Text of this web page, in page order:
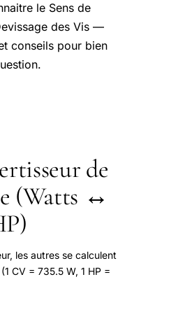
le Sens de
des Vis —
conseils pour bien
de
(Watts ↔
les autres se calculent
CV = 735.5 W, 1 HP =